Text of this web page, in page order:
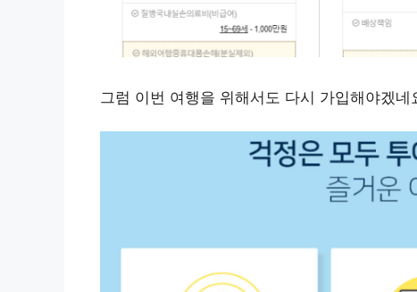
그럼 이번 여행을 위해서도 다시 가입해야겠